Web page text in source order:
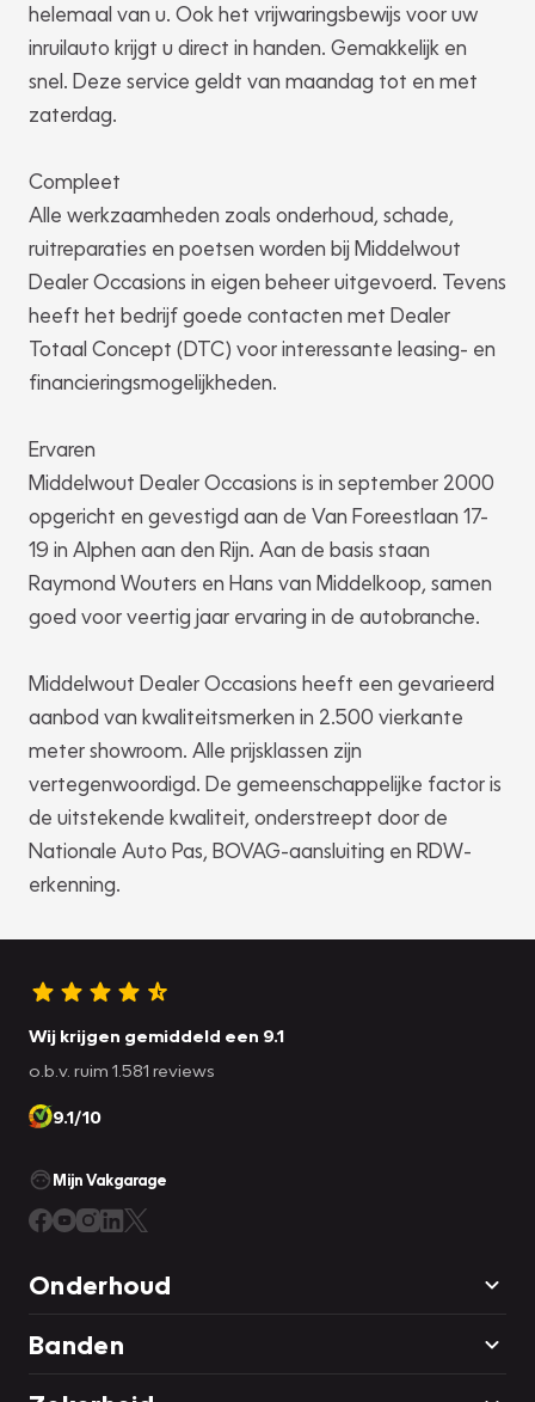
helemaal van u. Ook het vrijwaringsbewijs voor uw
inruilauto krijgt u direct in handen. Gemakkelijk en
snel. Deze service geldt van maandag tot en met
zaterdag.
Compleet
Alle werkzaamheden zoals onderhoud, schade,
ruitreparaties en poetsen worden bij Middelwout
Dealer Occasions in eigen beheer uitgevoerd. Tevens
heeft het bedrijf goede contacten met Dealer
Totaal Concept (DTC) voor interessante leasing- en
financieringsmogelijkheden.
Ervaren
Middelwout Dealer Occasions is in september 2000
opgericht en gevestigd aan de Van Foreestlaan 17-
19 in Alphen aan den Rijn. Aan de basis staan
Raymond Wouters en Hans van Middelkoop, samen
goed voor veertig jaar ervaring in de autobranche.
Middelwout Dealer Occasions heeft een gevarieerd
aanbod van kwaliteitsmerken in 2.500 vierkante
meter showroom. Alle prijsklassen zijn
vertegenwoordigd. De gemeenschappelijke factor is
de uitstekende kwaliteit, onderstreept door de
Nationale Auto Pas, BOVAG-aansluiting en RDW-
erkenning.
Wij krijgen gemiddeld een 9.1
o.b.v. ruim 1.581 reviews
9.1/10
Mijn Vakgarage
Onderhoud
Banden